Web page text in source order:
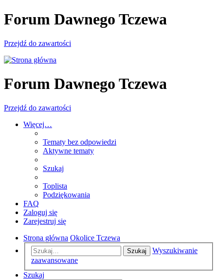
Forum Dawnego Tczewa
Przejdź do zawartości
Forum Dawnego Tczewa
Przejdź do zawartości
Więcej…
Tematy bez odpowiedzi
Aktywne tematy
Szukaj
Toplista
Podziękowania
FAQ
Zaloguj się
Zarejestruj się
Strona główna Okolice Tczewa
Szukaj
Wyszukiwanie
zaawansowane
Szukaj